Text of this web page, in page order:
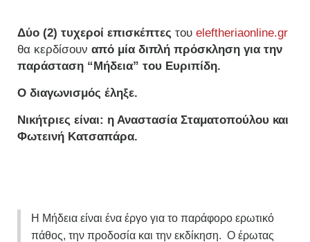
Δύο (2) τυχεροί επισκέπτες του eleftheriaonline.gr
θα κερδίσουν από μία διπλή πρόσκληση για την
παράσταση “Μήδεια” του Ευριπίδη.
Ο διαγωνισμός έληξε.
Νικήτριες είναι: η Αναστασία Σταματοπούλου και
Φωτεινή Κατσαπάρα.
Η Μήδεια είναι ένα έργο για το παράφορο ερωτικό
πάθος, την προδοσία και την εκδίκηση. Ο έρωτας